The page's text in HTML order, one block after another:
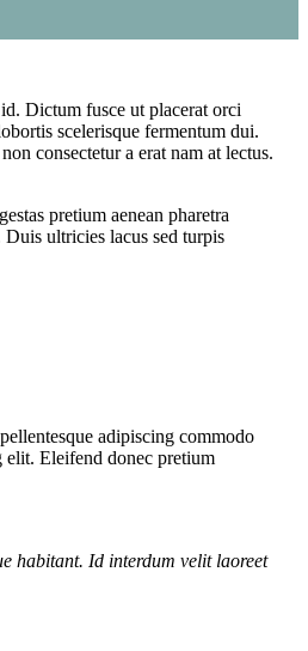
Dictum fusce ut placerat orci
scelerisque fermentum dui.
consectetur a erat nam at lectus.
pretium aenean pharetra
ultricies lacus sed turpis
adipiscing commodo
elit. Eleifend donec pretium
habitant. Id interdum velit laoreet